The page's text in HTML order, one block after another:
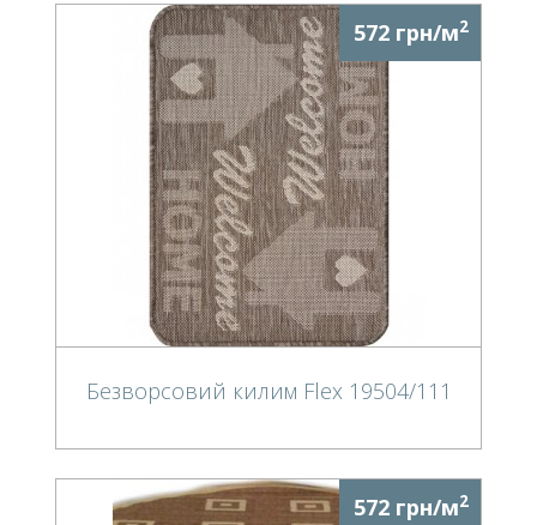
572 грн/м2
Безворсовий килим Flex 19504/111
572 грн/м2